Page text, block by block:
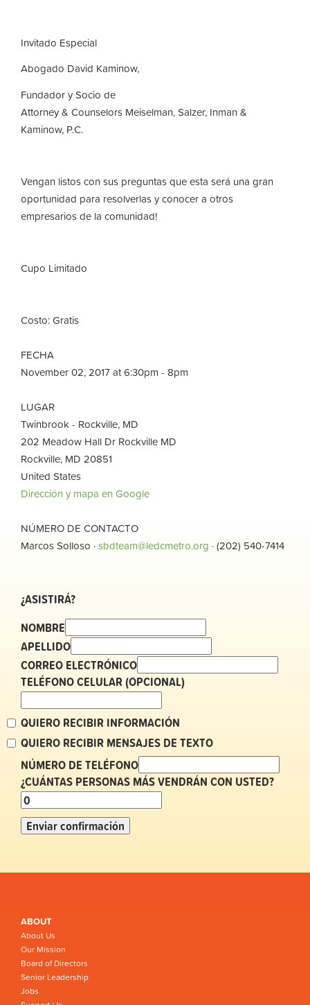
Invitado Especial
Abogado David Kaminow,
Fundador y Socio de
Attorney & Counselors Meiselman, Salzer, Inman &
Kaminow, P.C.
Vengan listos con sus preguntas que esta será una gran
oportunidad para resolverlas y conocer a otros
empresarios de la comunidad!
Cupo Limitado
Costo: Gratis
FECHA
November 02, 2017 at 6:30pm - 8pm
LUGAR
Twinbrook - Rockville, MD
202 Meadow Hall Dr Rockville MD
Rockville, MD 20851
United States
Dirección y mapa en Google
NÚMERO DE CONTACTO
Marcos Solloso ·sbdteam@ledcmetro.org · (202) 540-7414
¿ASISTIRÁ?
NOMBRE
APELLIDO
CORREO ELECTRÓNICO
TELÉFONO CELULAR (OPCIONAL)
QUIERO RECIBIR INFORMACIÓN
QUIERO RECIBIR MENSAJES DE TEXTO
NÚMERO DE TELÉFONO
¿CUÁNTAS PERSONAS MÁS VENDRÁN CON USTED?
ABOUT
About Us
Our Mission
Board of Directors
Senior Leadership
Jobs